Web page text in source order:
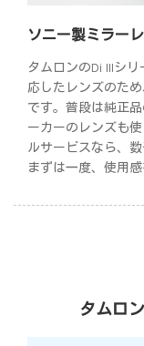
ソニー製ミラー
タムロンのDi IIIシ
応したレンズのた
です。普段は純正
ーカーのレンズも
ルサービスなら、
まずは一度、使用
タムロ